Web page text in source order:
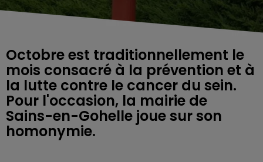
Octobre est traditionnellement le
mois consacré à la prévention et à
la lutte contre le cancer du sein.
Pour l'occasion, la mairie de
Sains-en-Gohelle joue sur son
homonymie.